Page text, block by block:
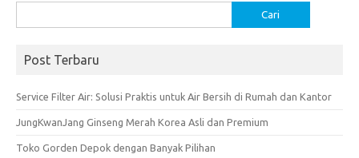
untuk:
Post Terbaru
Service Filter Air: Solusi Praktis untuk Air Bersih di Rumah dan Kantor
JungKwanJang Ginseng Merah Korea Asli dan Premium
Toko Gorden Depok dengan Banyak Pilihan